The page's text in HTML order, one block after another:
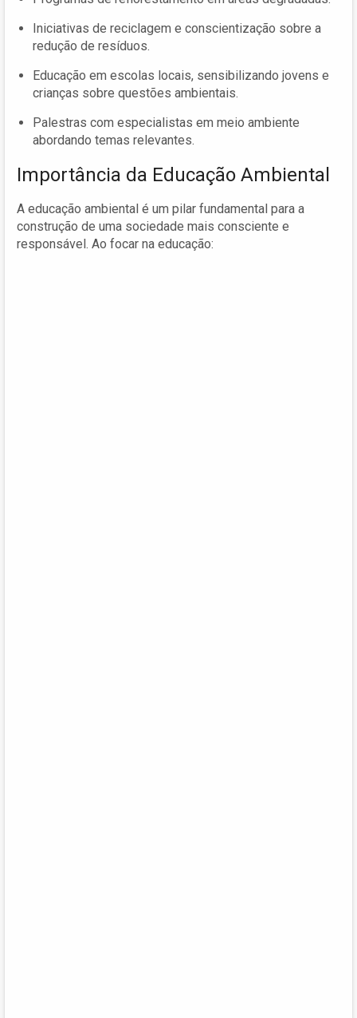
Iniciativas de reciclagem e conscientização sobre a
redução de resíduos.
Educação em escolas locais, sensibilizando jovens e
crianças sobre questões ambientais.
Palestras com especialistas em meio ambiente
abordando temas relevantes.
Importância da Educação Ambiental
A educação ambiental é um pilar fundamental para a
construção de uma sociedade mais consciente e
responsável. Ao focar na educação: